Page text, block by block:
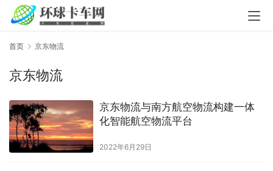
首页 京东物流
京东物流
京东物流与南方航空物流构建一体
化智能航空物流平台
2022年6月29日